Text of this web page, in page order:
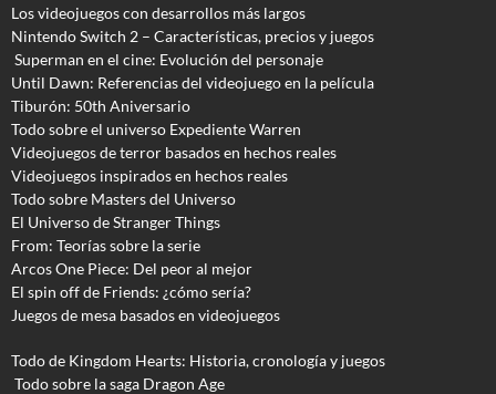
Los videojuegos con desarrollos más largos
Nintendo Switch 2 – Características, precios y juegos
Superman en el cine: Evolución del personaje
Until Dawn: Referencias del videojuego en la película
Tiburón: 50th Aniversario
Todo sobre el universo Expediente Warren
Videojuegos de terror basados en hechos reales
Videojuegos inspirados en hechos reales
Todo sobre Masters del Universo
El Universo de Stranger Things
From: Teorías sobre la serie
Arcos One Piece: Del peor al mejor
El spin off de Friends: ¿cómo sería?
Juegos de mesa basados en videojuegos
Todo de Kingdom Hearts: Historia, cronología y juegos
Todo sobre la saga Dragon Age